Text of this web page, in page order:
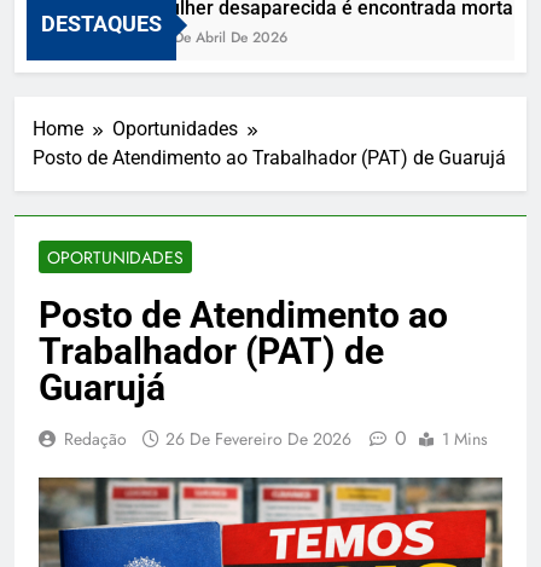
DESTAQUES
Mulher desaparecida é encontrada morta e
10 De Abril De 2026
Home
Oportunidades
Posto de Atendimento ao Trabalhador (PAT) de Guarujá
OPORTUNIDADES
Posto de Atendimento ao
Trabalhador (PAT) de
Guarujá
Redação 26 De Fevereiro De 2026 0 1 Mins